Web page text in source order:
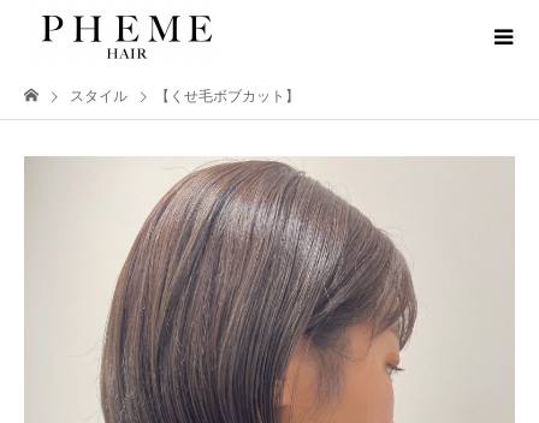
スタイル 【くせ毛ボブカット】